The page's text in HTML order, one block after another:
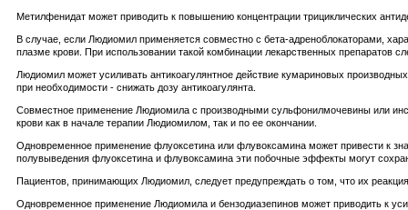
Метилфенидат может приводить к повышению концентрации трициклических
В случае, если Людиомил применяется совместно с бета-адреноблокаторами,
плазме крови. При использовании такой комбинации лекарственных препаратов
Людиомил может усиливать антикоагулянтное действие кумариновых
при необходимости - снижать дозу антикоагулянта.
Совместное применение Людиомила с производными сульфонилмочевины или
крови как в начале терапии Людиомилом, так и по ее окончании.
Одновременное применение флуоксетина или флувоксамина может привести к
полувыведения флуоксетина и флувоксамина эти побочные эффекты могут
Пациентов, принимающих Людиомил, следует предупреждать о том, что их
Одновременное применение Людиомила и бензодиазепинов может приводить к